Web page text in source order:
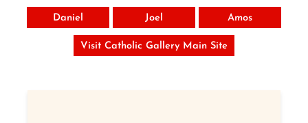
Daniel Joel Amos
Visit Catholic Gallery Main Site